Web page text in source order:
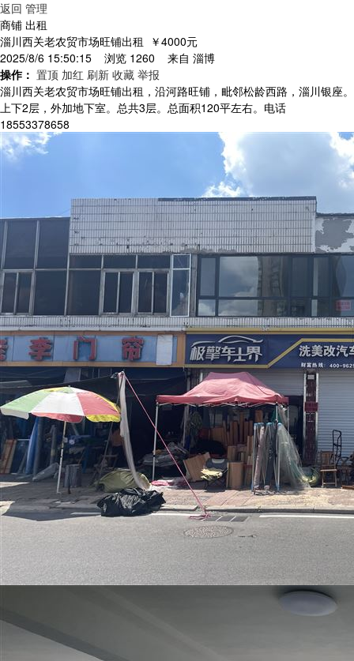
返回 管理
商铺 出租
淄川西关老农贸市场旺铺出租 ￥4000元
2025/8/6 15:50:15 浏览 1260 来自 淄博
操作： 置顶 加红 刷新 收藏 举报
淄川西关老农贸市场旺铺出租，沿河路旺铺，毗邻松龄西路，淄川银座。
上下2层，外加地下室。总共3层。总面积120平左右。电话
18553378658